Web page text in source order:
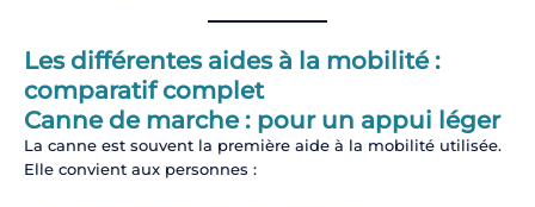
Les différentes aides à la mobilité :
comparatif complet
Canne de marche : pour un appui léger
La canne est souvent la première aide à la mobilité utilisée.
Elle convient aux personnes :